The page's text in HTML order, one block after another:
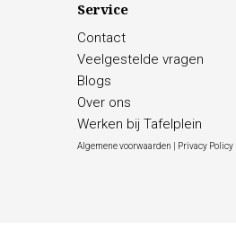
Service
Contact
Veelgestelde vragen
Blogs
Over ons
Werken bij Tafelplein
Algemene voorwaarden | Privacy Policy |